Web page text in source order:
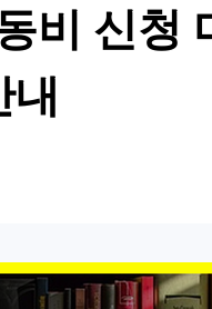
비 신청
내